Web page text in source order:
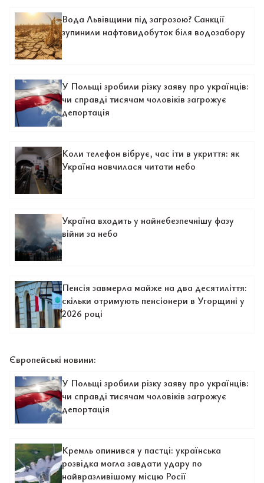
Вода Львівщини під загрозою? Санкції
зупинили нафтовидобуток біля водозабору
У Польщі зробили різку заяву про українців:
чи справді тисячам чоловіків загрожує
депортація
Коли телефон вібрує, час іти в укриття: як
Україна навчилася читати небо
Україна входить у найнебезпечнішу фазу
війни за небо
Пенсія завмерла майже на два десятиліття:
скільки отримують пенсіонери в Угорщині у
2026 році
Європейські новини:
У Польщі зробили різку заяву про українців:
чи справді тисячам чоловіків загрожує
депортація
Кремль опинився у пастці: українська
розвідка могла завдати удару по
найвразливішому місцю Росії